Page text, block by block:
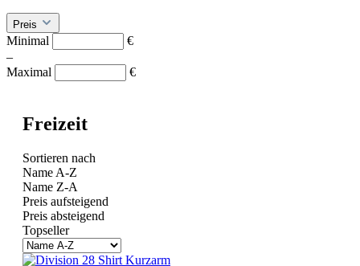
Preis
Minimal
€
–
Maximal
€
Freizeit
Sortieren nach
Name A-Z
Name Z-A
Preis aufsteigend
Preis absteigend
Topseller